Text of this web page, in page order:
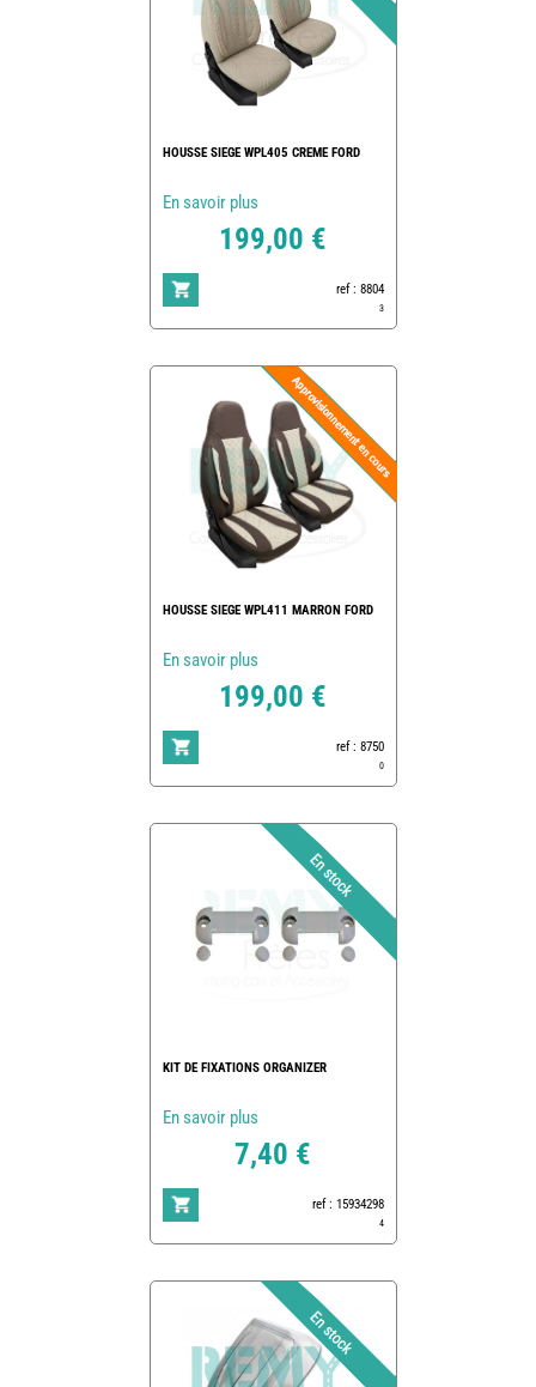
HOUSSE SIEGE WPL405 CREME FORD
En savoir plus
199,00 €
ref : 8804
3
HOUSSE SIEGE WPL411 MARRON FORD
En savoir plus
199,00 €
ref : 8750
0
KIT DE FIXATIONS ORGANIZER
En savoir plus
7,40 €
ref : 15934298
4